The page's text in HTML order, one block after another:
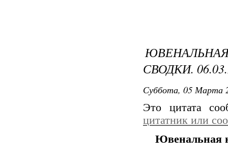
СВОДКИ.
Суббота, 05 Марта
Это цитата
цитатник или
Ювенальная